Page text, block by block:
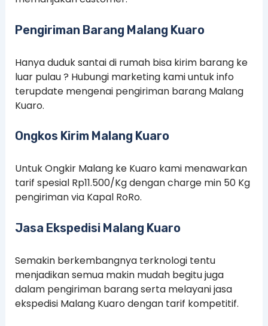
Pengiriman Barang Malang Kuaro
Hanya duduk santai di rumah bisa kirim barang ke
luar pulau ? Hubungi marketing kami untuk info
terupdate mengenai pengiriman barang Malang
Kuaro.
Ongkos Kirim Malang Kuaro
Untuk Ongkir Malang ke Kuaro kami menawarkan
tarif spesial Rp11.500/Kg dengan charge min 50 Kg
pengiriman via Kapal RoRo.
Jasa Ekspedisi Malang Kuaro
Semakin berkembangnya terknologi tentu
menjadikan semua makin mudah begitu juga
dalam pengiriman barang serta melayani jasa
ekspedisi Malang Kuaro dengan tarif kompetitif.